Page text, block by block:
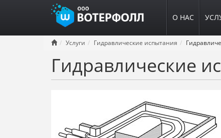
О НАС
Услуги Гидравлические испытания
Гидравлические